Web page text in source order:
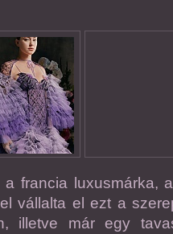
francia luxusmárka,
vállalta el ezt a
illetve már egy